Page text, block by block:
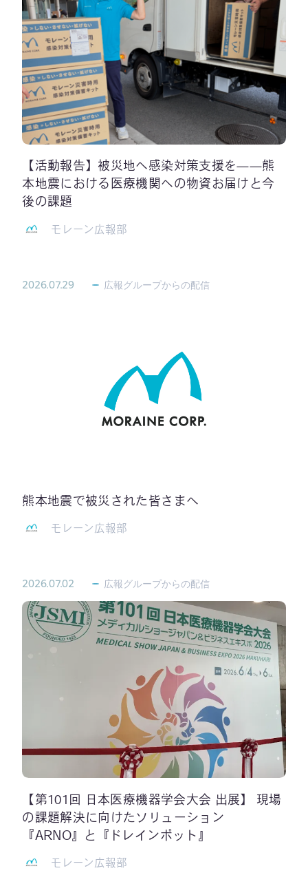
【活動報告】被災地へ感染対策支援を——熊
本地震における医療機関への物資お届けと今
後の課題
モレーン広報部
2026.07.29 広報グループからの配信
熊本地震で被災された皆さまへ
モレーン広報部
2026.07.02 広報グループからの配信
【第101回 日本医療機器学会大会 出展】 現場
の課題解決に向けたソリューション
『ARNO』と『ドレインポット』
モレーン広報部